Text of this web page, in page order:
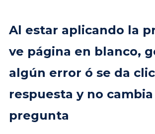
Al estar aplicando la
ve página en blanco,
algún error ó se da
respuesta y no
pregunta